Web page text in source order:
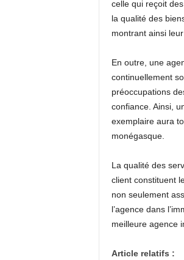
celle qui reçoit
la qualité des
montrant ainsi
En outre, une
continuellement
préoccupations
confiance. Ainsi,
exemplaire aura
monégasque.
La qualité des
client constituent
non seulement
l’agence dans
meilleure agence
Article relatifs :